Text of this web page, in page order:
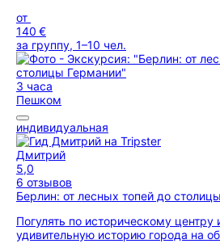
от
140 €
за группу, 1–10 чел.
3 часа
Пешком
индивидуальная
Дмитрий
5,0
6 отзывов
Берлин: от лесных топей до
Погулять по историческому центру
удивительную историю города на